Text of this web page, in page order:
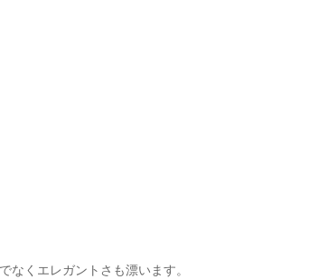
くエレガントさも漂います。